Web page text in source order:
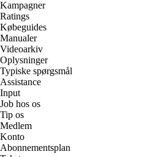
Kampagner
Ratings
Købeguides
Manualer
Videoarkiv
Oplysninger
Typiske spørgsmål
Assistance
Input
Job hos os
Tip os
Medlem
Konto
Abonnementsplan